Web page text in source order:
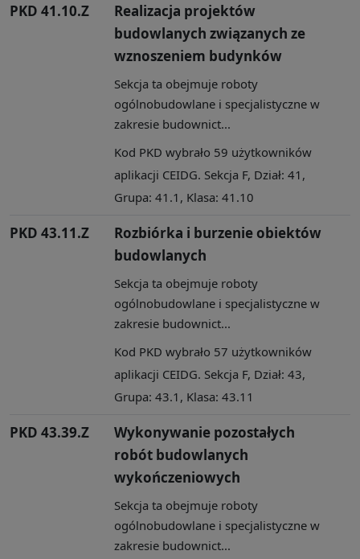
PKD 41.10.Z
Realizacja projektów
budowlanych związanych ze
wznoszeniem budynków
Sekcja ta obejmuje roboty
ogólnobudowlane i specjalistyczne w
zakresie budownict...
Kod PKD wybrało 59 użytkowników
aplikacji CEIDG. Sekcja F, Dział: 41,
Grupa: 41.1, Klasa: 41.10
PKD 43.11.Z
Rozbiórka i burzenie obiektów
budowlanych
Sekcja ta obejmuje roboty
ogólnobudowlane i specjalistyczne w
zakresie budownict...
Kod PKD wybrało 57 użytkowników
aplikacji CEIDG. Sekcja F, Dział: 43,
Grupa: 43.1, Klasa: 43.11
PKD 43.39.Z
Wykonywanie pozostałych
robót budowlanych
wykończeniowych
Sekcja ta obejmuje roboty
ogólnobudowlane i specjalistyczne w
zakresie budownict...